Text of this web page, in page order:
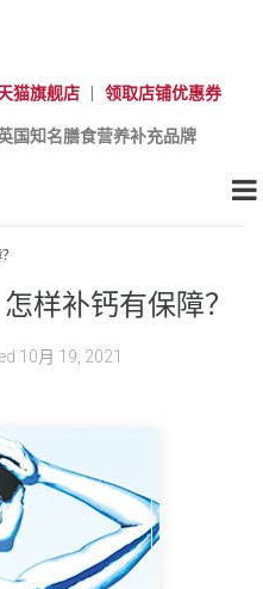
猫旗舰店 领取店铺优惠券
国知名膳食营养补充品牌
样补钙有保障？
10月 19, 2021